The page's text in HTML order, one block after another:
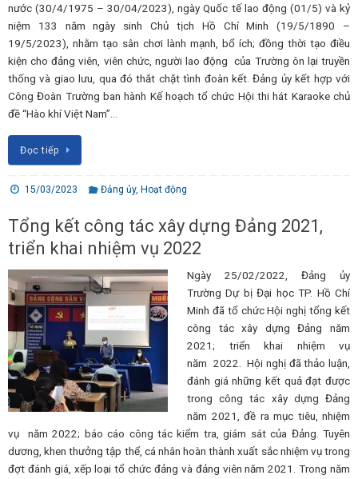
nước (30/4/1975 – 30/04/2023), ngày Quốc tế lao động (01/5) và kỷ
niệm 133 năm ngày sinh Chủ tịch Hồ Chí Minh (19/5/1890 –
19/5/2023), nhằm tạo sân chơi lành mạnh, bổ ích; đồng thời tạo điều
kiện cho đảng viên, viên chức, người lao động của Trường ôn lại truyền
thống và giao lưu, qua đó thắt chặt tình đoàn kết. Đảng ủy kết hợp với
Công Đoàn Trường ban hành Kế hoạch tổ chức Hội thi hát Karaoke chủ
đề “Hào khí Việt Nam”…
Đọc tiếp
15/03/2023 Đảng ủy, Hoạt động
Tổng kết công tác xây dựng Đảng 2021,
triển khai nhiệm vụ 2022
Ngày 25/02/2022, Đảng ủy
Trường Dự bị Đại học TP. Hồ Chí
Minh đã tổ chức Hội nghị tổng kết
công tác xây dựng Đảng năm
2021; triển khai nhiệm vụ
năm 2022. Hội nghị đã thảo luận,
đánh giá những kết quả đạt được
trong công tác xây dựng Đảng
năm 2021, đề ra mục tiêu, nhiệm
vụ năm 2022; báo cáo công tác kiểm tra, giám sát của Đảng. Tuyên
dương, khen thưởng tập thể, cá nhân hoàn thành xuất sắc nhiệm vụ trong
đợt đánh giá, xếp loại tổ chức đảng và đảng viên năm 2021. Trong năm